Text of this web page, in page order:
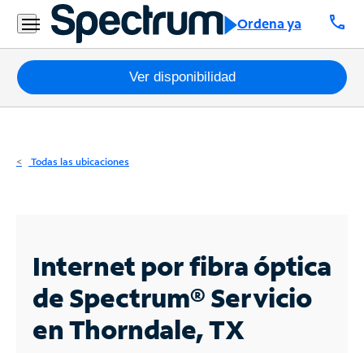
Ordena ya call
Residencial
Business
Paquetes
Internet
Business
Contáctanos
Ver disponibilidad
Todas las ubicaciones
Internet por fibra óptica
de Spectrum®Servicio
en Thorndale, TX